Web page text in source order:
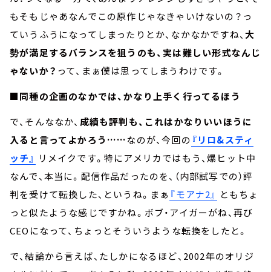
もそもじゃあなんでこの原作じゃなきゃいけないの？っ
ていうふうになってしまったりとか、なかなかですね、大
勢が満足するバランスを狙うのも、実は難しい形式なんじ
ゃないか？ って、まぁ僕は思ってしまうわけです。
■同種の企画のなかでは、かなり上手く行ってるほう
で、そんななか、 成績も評判も、これはかなりいいほうに
入ると言ってよかろう……なのが、今回の 『リロ&スティ
ッチ』 リメイクです。特にアメリカではもう、爆ヒット中
なんで、本当に。配信作品だったのを、（内部試写での）評
判を受けて転換した、というね。まぁ 『モアナ2』 ともちょ
っと似たような感じですかね。ボブ・アイガーがね、再び
CEOになって、ちょっとそういうような転換をしたと。
で、結論から言えば、たしかになるほど、2002年のオリジ